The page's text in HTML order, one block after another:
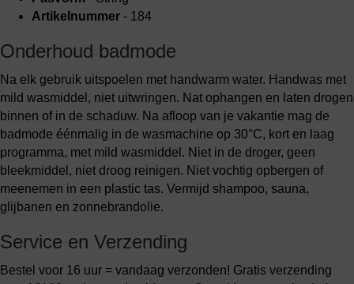
Artikelnummer - 184
Onderhoud badmode
Na elk gebruik uitspoelen met handwarm water. Handwas met
mild wasmiddel, niet uitwringen. Nat ophangen en laten drogen
binnen of in de schaduw. Na afloop van je vakantie mag de
badmode éénmalig in de wasmachine op 30°C, kort en laag
programma, met mild wasmiddel. Niet in de droger, geen
bleekmiddel, niet droog reinigen. Niet vochtig opbergen of
meenemen in een plastic tas. Vermijd shampoo, sauna,
glijbanen en zonnebrandolie.
Service en Verzending
Bestel voor 16 uur = vandaag verzonden! Gratis verzending